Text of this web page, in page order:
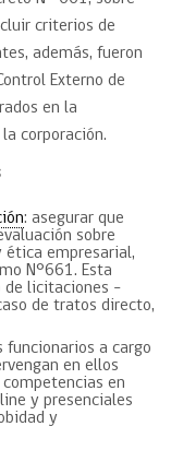
criterios de
además, fueron
Externo de
en la
corporación.
: asegurar que
sobre
ética empresarial,
N°661. Esta
de licitaciones -
de tratos directo,
a cargo
en ellos
en
y presenciales
y